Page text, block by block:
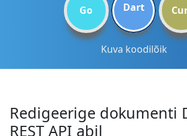
Go Dart
Kuva koodilõik
Redigeerige dokumenti
REST API abil